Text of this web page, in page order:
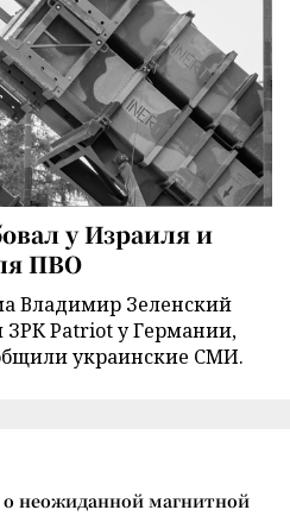
у Израиля и
ПВО
Владимир Зеленский
ЗРК Patriot у Германии,
украинские СМИ.
неожиданной магнитной